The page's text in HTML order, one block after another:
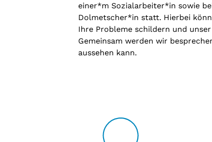
einer*m Sozialarbeiter*in sowie
Dolmetscher*in statt. Hierbei
Ihre Probleme schildern und
Gemeinsam werden wir
aussehen kann.